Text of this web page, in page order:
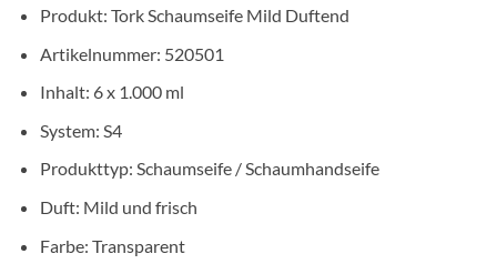
Produkt: Tork Schaumseife Mild Duftend
Artikelnummer: 520501
Inhalt: 6 x 1.000 ml
System: S4
Produkttyp: Schaumseife / Schaumhandseife
Duft: Mild und frisch
Farbe: Transparent